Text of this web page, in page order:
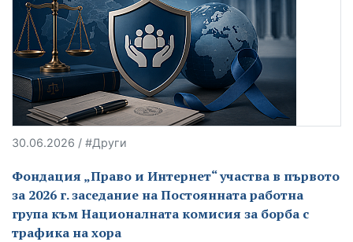
30.06.2026 / #Други
Фондация „Право и Интернет“ участва в първото
за 2026 г. заседание на Постоянната работна
група към Националната комисия за борба с
трафика на хора